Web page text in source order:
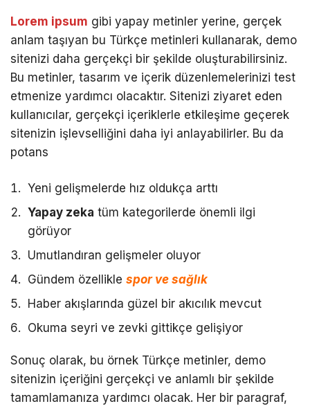
Lorem ipsum gibi yapay metinler yerine, gerçek
anlam taşıyan bu Türkçe metinleri kullanarak, demo
sitenizi daha gerçekçi bir şekilde oluşturabilirsiniz.
Bu metinler, tasarım ve içerik düzenlemelerinizi test
etmenize yardımcı olacaktır. Sitenizi ziyaret eden
kullanıcılar, gerçekçi içeriklerle etkileşime geçerek
sitenizin işlevselliğini daha iyi anlayabilirler. Bu da
potans
Yeni gelişmelerde hız oldukça arttı
Yapay zeka tüm kategorilerde önemli ilgi
görüyor
Umutlandıran gelişmeler oluyor
Gündem özellikle spor ve sağlık
Haber akışlarında güzel bir akıcılık mevcut
Okuma seyri ve zevki gittikçe gelişiyor
Sonuç olarak, bu örnek Türkçe metinler, demo
sitenizin içeriğini gerçekçi ve anlamlı bir şekilde
tamamlamanıza yardımcı olacak. Her bir paragraf,